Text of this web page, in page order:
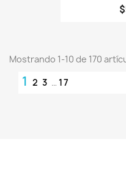
Mostrando 1-10 de 170
1 2 3 … 17